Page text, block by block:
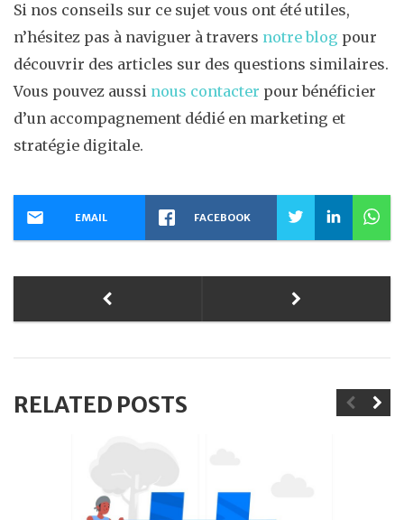
Si nos conseils sur ce sujet vous ont été utiles,
n’hésitez pas à naviguer à travers notre blog pour
découvrir des articles sur des questions similaires.
Vous pouvez aussi nous contacter pour bénéficier
d’un accompagnement dédié en marketing et
stratégie digitale.
EMAIL FACEBOOK
RELATED POSTS